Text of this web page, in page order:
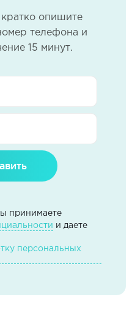
опишите
телефона и
15 минут.
принимаете
и даете
персональных